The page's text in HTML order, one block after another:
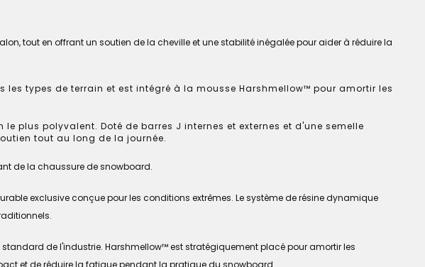
tout en offrant un soutien de la cheville et une stabilité inégalée pour aider à réduire la
types de terrain et est intégré à la mousse Harshmellow™ pour amortir les
plus polyvalent. Doté de barres J internes et externes et d'une semelle
tout au long de la journée.
de la chaussure de snowboard.
exclusive conçue pour les conditions extrêmes. Le système de résine dynamique
de l'industrie. Harshmellow™ est stratégiquement placé pour amortir les
et de réduire la fatigue pendant la pratique du snowboard.